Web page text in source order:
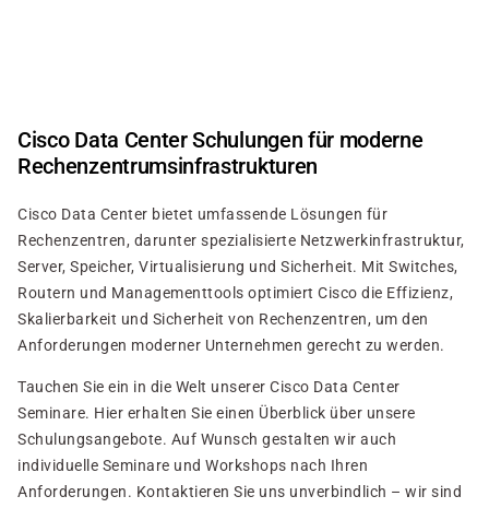
Cisco Data Center Schulungen für moderne
Rechenzentrumsinfrastrukturen
Cisco Data Center bietet umfassende Lösungen für
Rechenzentren, darunter spezialisierte Netzwerkinfrastruktur,
Server, Speicher, Virtualisierung und Sicherheit. Mit Switches,
Routern und Managementtools optimiert Cisco die Effizienz,
Skalierbarkeit und Sicherheit von Rechenzentren, um den
Anforderungen moderner Unternehmen gerecht zu werden.
Tauchen Sie ein in die Welt unserer Cisco Data Center
Seminare. Hier erhalten Sie einen Überblick über unsere
Schulungsangebote. Auf Wunsch gestalten wir auch
individuelle Seminare und Workshops nach Ihren
Anforderungen. Kontaktieren Sie uns unverbindlich – wir sind